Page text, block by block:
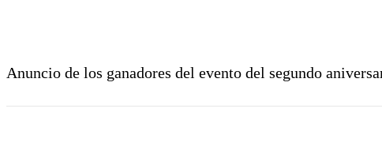
Anuncio de los ganadores del evento del segundo